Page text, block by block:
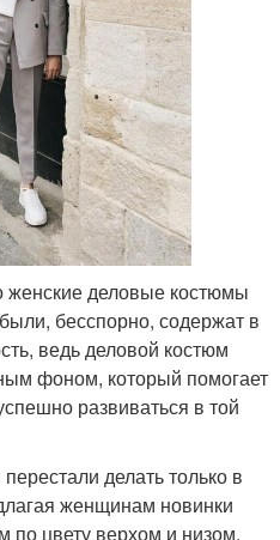
женские деловые костюмы
бесспорно, содержат в
ведь деловой костюм
фоном, который помогает
развиваться в той
делать только в
женщинам новинки
по цвету верхом и низом.